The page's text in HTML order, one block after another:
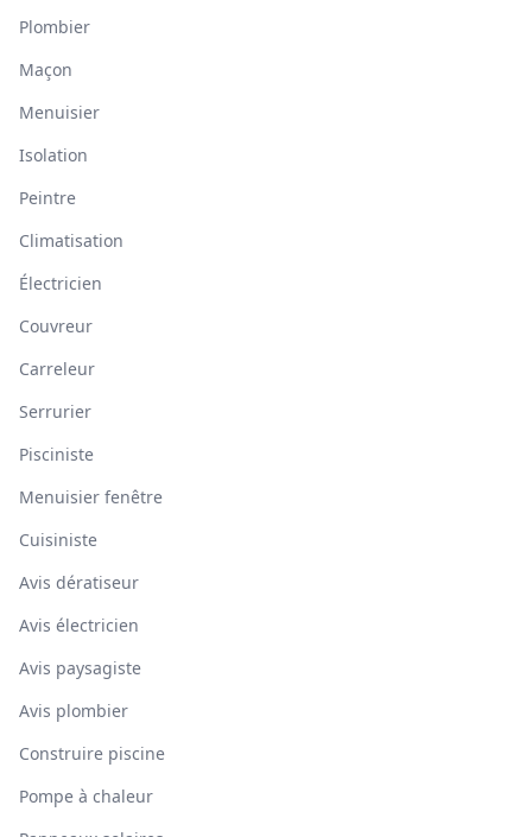
Plombier
Maçon
Menuisier
Isolation
Peintre
Climatisation
Électricien
Couvreur
Carreleur
Serrurier
Pisciniste
Menuisier fenêtre
Cuisiniste
Avis dératiseur
Avis électricien
Avis paysagiste
Avis plombier
Construire piscine
Pompe à chaleur